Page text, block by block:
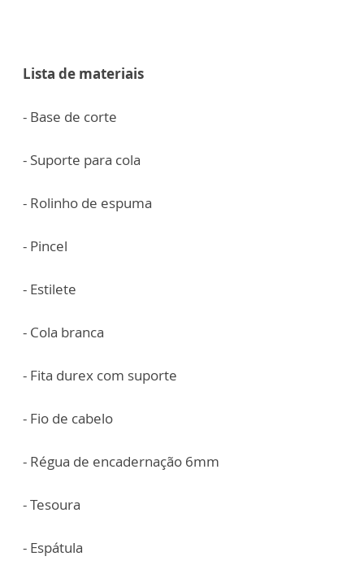
Lista de materiais
- Base de corte
- Suporte para cola
- Rolinho de espuma
- Pincel
- Estilete
- Cola branca
- Fita durex com suporte
- Fio de cabelo
- Régua de encadernação 6mm
- Tesoura
- Espátula